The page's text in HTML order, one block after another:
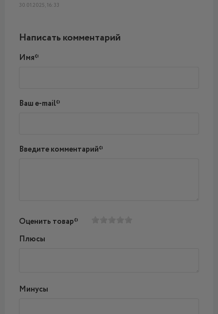
30.01.2025, 16:33
Написать комментарий
Имя*
Ваш e-mail*
Введите комментарий*
Оценить товар*
Плюсы
Минусы